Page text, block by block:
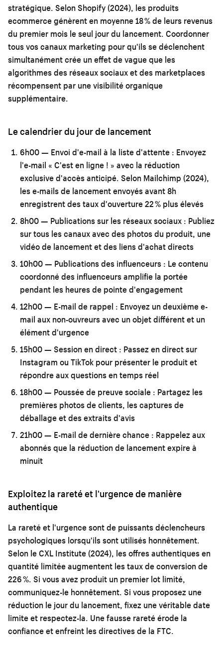
stratégique. Selon Shopify (2024), les produits
ecommerce génèrent en moyenne 18 % de leurs revenus
du premier mois le seul jour du lancement. Coordonner
tous vos canaux marketing pour qu'ils se déclenchent
simultanément crée un effet de vague que les
algorithmes des réseaux sociaux et des marketplaces
récompensent par une visibilité organique
supplémentaire.
Le calendrier du jour de lancement
6h00 — Envoi d'e-mail à la liste d'attente : Envoyez
l'e-mail « C'est en ligne ! » avec la réduction
exclusive d'accès anticipé. Selon Mailchimp (2024),
les e-mails de lancement envoyés avant 8h
enregistrent des taux d'ouverture 22 % plus élevés
8h00 — Publications sur les réseaux sociaux : Publiez
sur tous les canaux avec des photos du produit, une
vidéo de lancement et des liens d'achat directs
10h00 — Publications des influenceurs : Le contenu
coordonné des influenceurs amplifie la portée
pendant les heures de pointe d'engagement
12h00 — E-mail de rappel : Envoyez un deuxième e-
mail aux non-ouvreurs avec un objet différent et un
élément d'urgence
15h00 — Session en direct : Passez en direct sur
Instagram ou TikTok pour présenter le produit et
répondre aux questions en temps réel
18h00 — Poussée de preuve sociale : Partagez les
premières photos de clients, les captures de
déballage et des extraits d'avis
21h00 — E-mail de dernière chance : Rappelez aux
abonnés que la réduction de lancement expire à
minuit
Exploitez la rareté et l'urgence de manière
authentique
La rareté et l'urgence sont de puissants déclencheurs
psychologiques lorsqu'ils sont utilisés honnêtement.
Selon le CXL Institute (2024), les offres authentiques en
quantité limitée augmentent les taux de conversion de
226 %. Si vous avez produit un premier lot limité,
communiquez-le honnêtement. Si vous proposez une
réduction le jour du lancement, fixez une véritable date
limite et respectez-la. Une fausse rareté érode la
confiance et enfreint les directives de la FTC.